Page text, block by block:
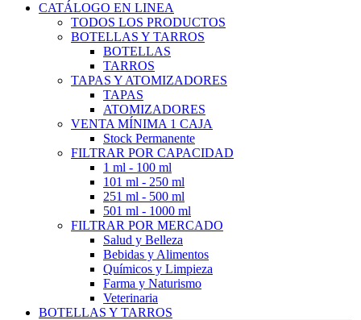
CATÁLOGO EN LINEA
TODOS LOS PRODUCTOS
BOTELLAS Y TARROS
BOTELLAS
TARROS
TAPAS Y ATOMIZADORES
TAPAS
ATOMIZADORES
VENTA MÍNIMA 1 CAJA
Stock Permanente
FILTRAR POR CAPACIDAD
1 ml - 100 ml
101 ml - 250 ml
251 ml - 500 ml
501 ml - 1000 ml
FILTRAR POR MERCADO
Salud y Belleza
Bebidas y Alimentos
Químicos y Limpieza
Farma y Naturismo
Veterinaria
BOTELLAS Y TARROS